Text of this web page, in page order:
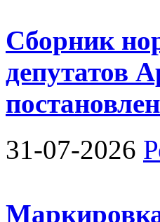
Сборник
депутатов
31-07-2026